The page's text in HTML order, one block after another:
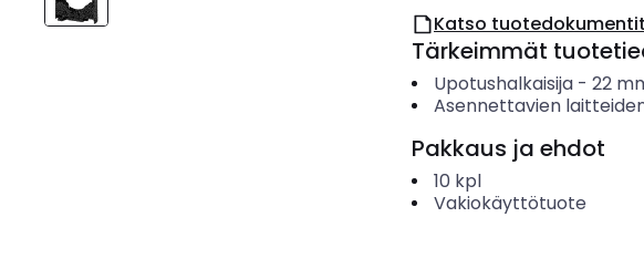
Katso tuotedokumentit
Tärkeimmät
Upotushalkaisija- 22
Asennettavien
Pakkaus ja ehdot
10 kpl
Vakiokäyttötuote